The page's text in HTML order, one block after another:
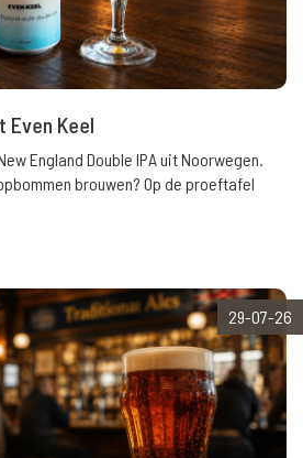
Keel
England Double IPA uit Noorwegen.
brouwen? Op de proeftafel
29-07-26